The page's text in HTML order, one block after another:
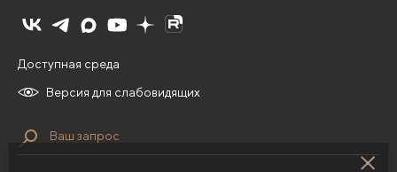
Версия для слабовидящих
Доступная среда